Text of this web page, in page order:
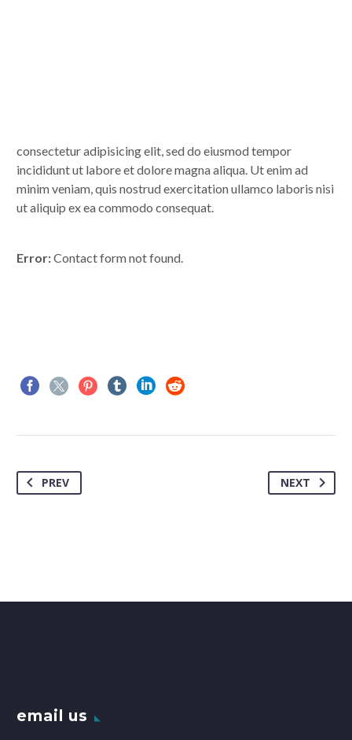
consectetur adipisicing elit, sed do eiusmod tempor
incididunt ut labore et dolore magna aliqua. Ut enim ad
minim veniam, quis nostrud exercitation ullamco laboris nisi
ut aliquip ex ea commodo consequat.
Error:Contact form not found.
PREV NEXT
email us